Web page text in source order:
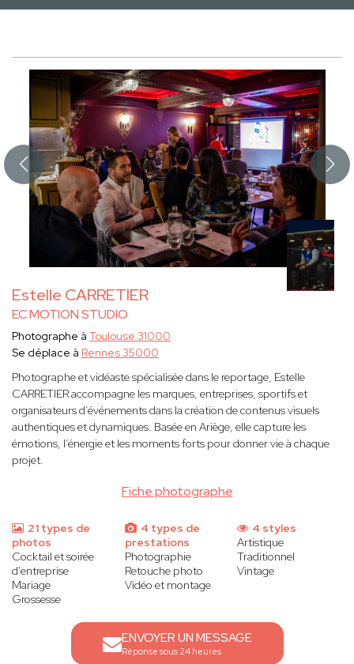
Estelle CARRETIER
EC MOTION STUDIO
Fiche photographe
Photographe à Toulouse 31000
Se déplace à Rennes 35000
Photographe et vidéaste spécialisée dans le reportage, Estelle
CARRETIER accompagne les marques, entreprises, sportifs et
organisateurs d’événements dans la création de contenus visuels
authentiques et dynamiques. Basée en Ariège, elle capture les
émotions, l’énergie et les moments forts pour donner vie à chaque
projet.
21 types de
photos
Cocktail et soirée
d'entreprise
Mariage
Grossesse
4 types de
prestations
Photographie
Retouche photo
Vidéo et montage
4 styles
Artistique
Traditionnel
Vintage
ENVOYER UN MESSAGE
Réponse sous 24 heures